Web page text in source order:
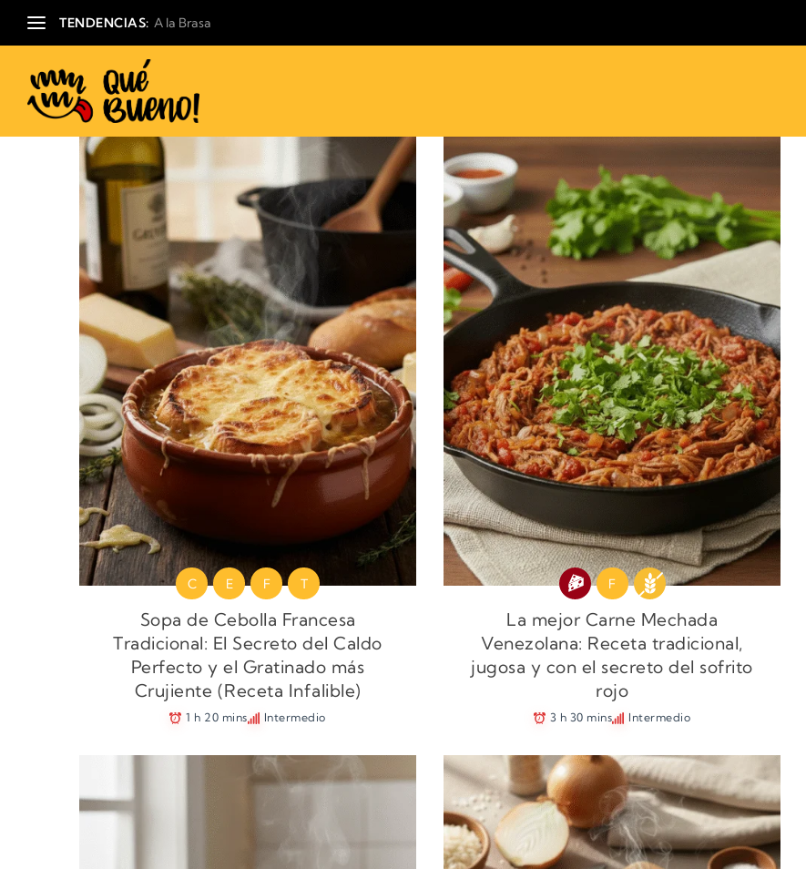
TENDENCIAS: A la Brasa
C E F T
Sopa de Cebolla Francesa
Tradicional: El Secreto del Caldo
Perfecto y el Gratinado más
Crujiente (Receta Infalible)
1 h 20 mins Intermedio
F
La mejor Carne Mechada
Venezolana: Receta tradicional,
jugosa y con el secreto del sofrito
rojo
3 h 30 mins Intermedio